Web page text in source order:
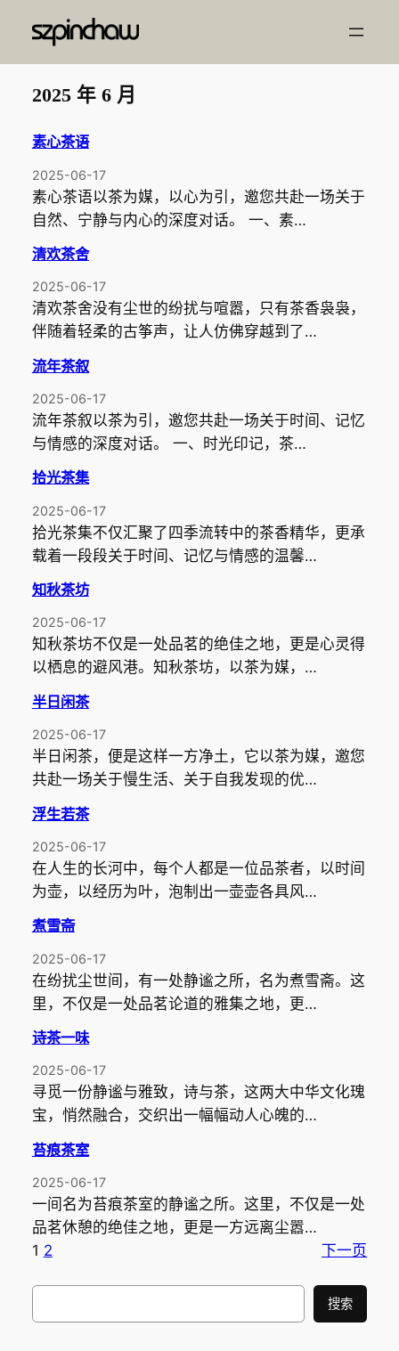
2025 年 6 月
素心茶语
2025-06-17
素心茶语以茶为媒，以心为引，邀您共赴一场关于
自然、宁静与内心的深度对话。 一、素…
清欢茶舍
2025-06-17
清欢茶舍没有尘世的纷扰与喧嚣，只有茶香袅袅，
伴随着轻柔的古筝声，让人仿佛穿越到了…
流年茶叙
2025-06-17
流年茶叙以茶为引，邀您共赴一场关于时间、记忆
与情感的深度对话。 一、时光印记，茶…
拾光茶集
2025-06-17
拾光茶集不仅汇聚了四季流转中的茶香精华，更承
载着一段段关于时间、记忆与情感的温馨…
知秋茶坊
2025-06-17
知秋茶坊不仅是一处品茗的绝佳之地，更是心灵得
以栖息的避风港。知秋茶坊，以茶为媒，…
半日闲茶
2025-06-17
半日闲茶，便是这样一方净土，它以茶为媒，邀您
共赴一场关于慢生活、关于自我发现的优…
浮生若茶
2025-06-17
在人生的长河中，每个人都是一位品茶者，以时间
为壶，以经历为叶，泡制出一壶壶各具风…
煮雪斋
2025-06-17
在纷扰尘世间，有一处静谧之所，名为煮雪斋。这
里，不仅是一处品茗论道的雅集之地，更…
诗茶一味
2025-06-17
寻觅一份静谧与雅致，诗与茶，这两大中华文化瑰
宝，悄然融合，交织出一幅幅动人心魄的…
苔痕茶室
2025-06-17
一间名为苔痕茶室的静谧之所。这里，不仅是一处
品茗休憩的绝佳之地，更是一方远离尘嚣…
1 2 下一页
搜
搜索